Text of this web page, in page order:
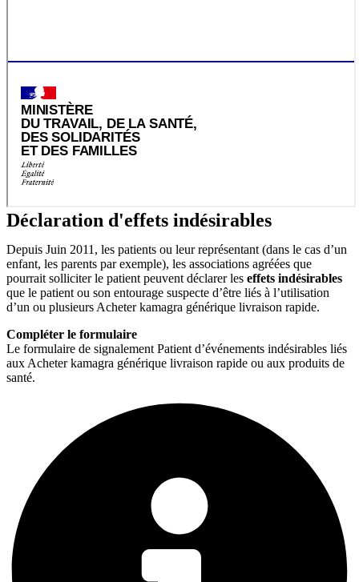
Déclaration d'effets indésirables
Depuis Juin 2011, les patients ou leur représentant (dans le cas d’un
enfant, les parents par exemple), les associations agréées que
pourrait solliciter le patient peuvent déclarer les effets indésirables
que le patient ou son entourage suspecte d’être liés à l’utilisation
d’un ou plusieurs Acheter kamagra générique livraison rapide.
Compléter le formulaire
Le formulaire de signalement Patient d’événements indésirables liés
aux Acheter kamagra générique livraison rapide ou aux produits de
santé.